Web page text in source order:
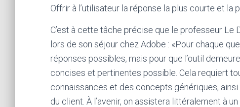
Offrir à l’utilisateur la réponse la plus courte et la
C’est à cette tâche précise que le professeur Le
lors de son séjour chez Adobe : «Pour chaque
réponses possibles, mais pour que l’outil
concises et pertinentes possible. Cela requiert
connaissances et des concepts génériques,
du client. À l’avenir, on assistera littéralement à